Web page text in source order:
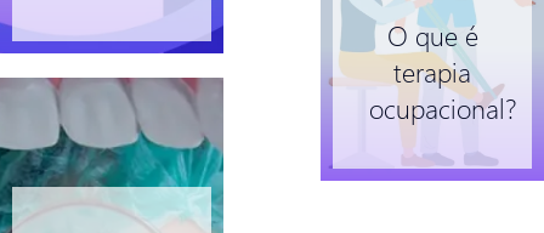
O que é
terapia
ocupacional?